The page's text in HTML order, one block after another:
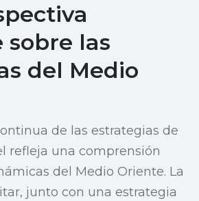
las
del Medio
de las estrategias de
refleja una comprensión
del Medio Oriente. La
junto con una estrategia